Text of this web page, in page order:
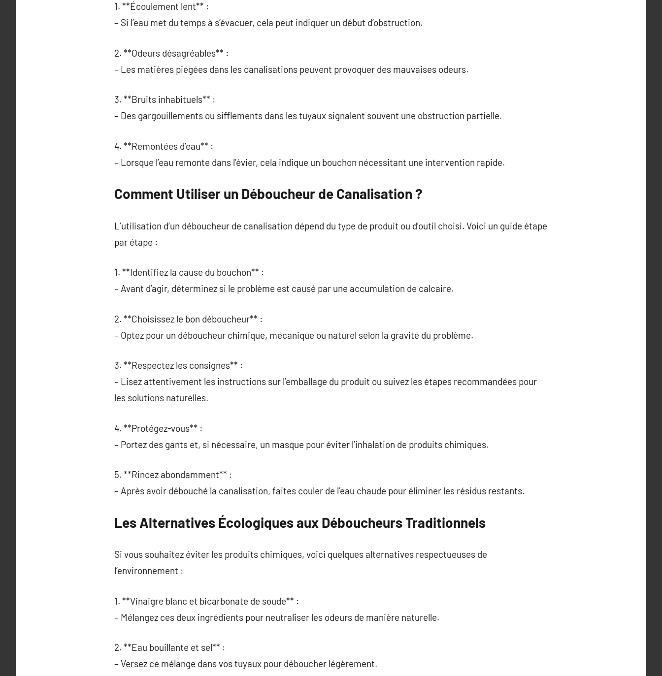
1. **Écoulement lent** :
– Si l’eau met du temps à s’évacuer, cela peut indiquer un début d’obstruction.
2. **Odeurs désagréables** :
– Les matières piégées dans les canalisations peuvent provoquer des mauvaises odeurs.
3. **Bruits inhabituels** :
– Des gargouillements ou sifflements dans les tuyaux signalent souvent une obstruction partielle.
4. **Remontées d’eau** :
– Lorsque l’eau remonte dans l’évier, cela indique un bouchon nécessitant une intervention rapide.
Comment Utiliser un Déboucheur de Canalisation ?
L’utilisation d’un déboucheur de canalisation dépend du type de produit ou d’outil choisi. Voici un guide étape
par étape :
1. **Identifiez la cause du bouchon** :
– Avant d’agir, déterminez si le problème est causé par une accumulation de calcaire.
2. **Choisissez le bon déboucheur** :
– Optez pour un déboucheur chimique, mécanique ou naturel selon la gravité du problème.
3. **Respectez les consignes** :
– Lisez attentivement les instructions sur l’emballage du produit ou suivez les étapes recommandées pour
les solutions naturelles.
4. **Protégez-vous** :
– Portez des gants et, si nécessaire, un masque pour éviter l’inhalation de produits chimiques.
5. **Rincez abondamment** :
– Après avoir débouché la canalisation, faites couler de l’eau chaude pour éliminer les résidus restants.
Les Alternatives Écologiques aux Déboucheurs Traditionnels
Si vous souhaitez éviter les produits chimiques, voici quelques alternatives respectueuses de
l’environnement :
1. **Vinaigre blanc et bicarbonate de soude** :
– Mélangez ces deux ingrédients pour neutraliser les odeurs de manière naturelle.
2. **Eau bouillante et sel** :
– Versez ce mélange dans vos tuyaux pour déboucher légèrement.